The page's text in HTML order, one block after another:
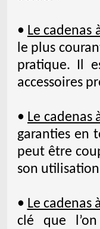
• Le cadenas
le plus
pratique. Il
accessoires
• Le cadenas
garanties en
peut être
son
• Le cadenas
clé que